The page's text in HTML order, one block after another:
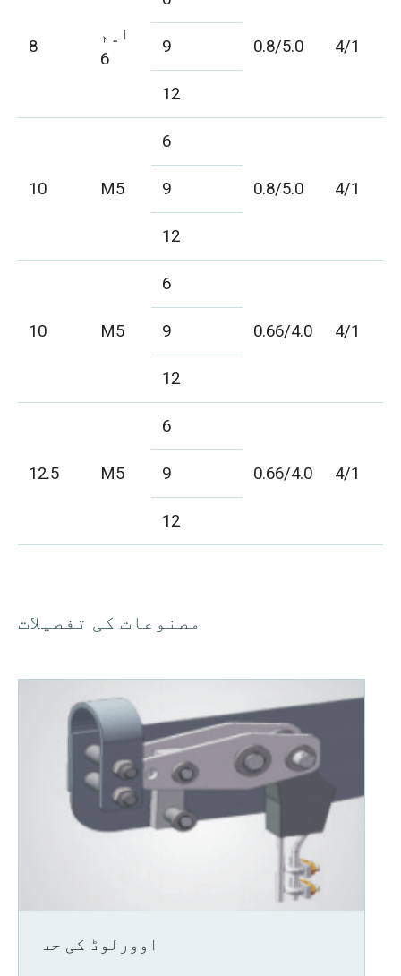
8
ایم
6
0.8/5.0
4/1
9
12
10 M5
6
0.8/5.0
4/1
9
12
10 M5
6
0.66/4.0
4/1
9
12
12.5 M5
6
0.66/4.0
4/1
9
12
مصنوعات کی تفصیلات
اوورلوڈ کی حد